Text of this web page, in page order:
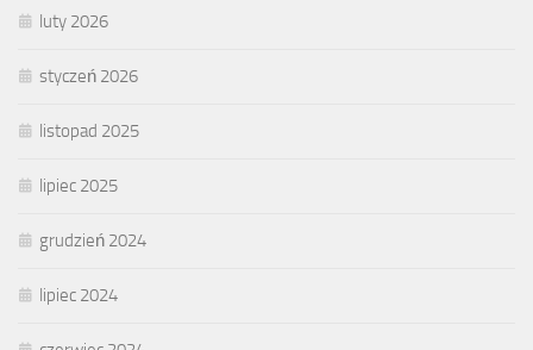
luty 2026
styczeń 2026
listopad 2025
lipiec 2025
grudzień 2024
lipiec 2024